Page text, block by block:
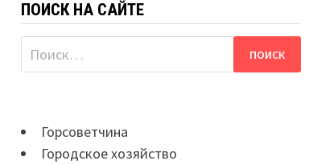
ПОИСК НА САЙТЕ
Найти:
Горсоветчина
Городское хозяйство